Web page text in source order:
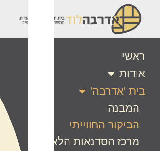
ראשי
אודות
בית 'אדרבה'
המבנה
הביקור החווייתי
מרכז הסדנאות הלאומי